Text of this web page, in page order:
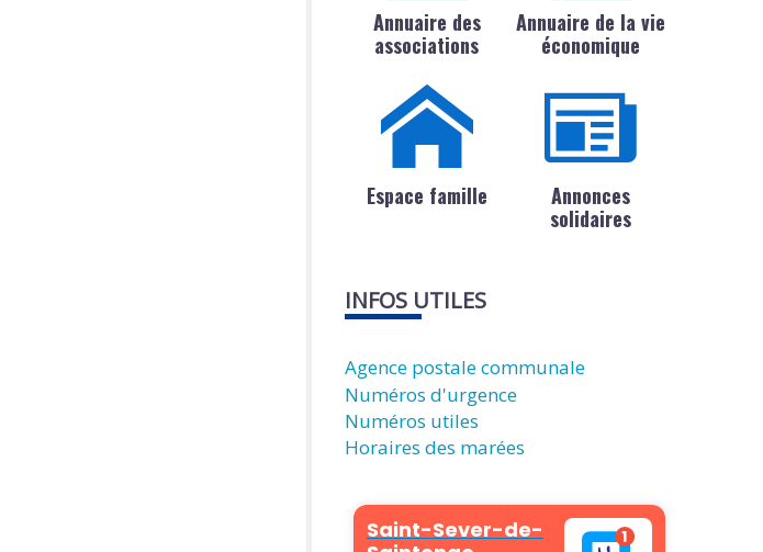
Annuaire des
associations
Annuaire de la vie
économique
Espace famille
Annonces
solidaires
INFOS UTILES
Agence postale communale
Numéros d'urgence
Numéros utiles
Horaires des marées